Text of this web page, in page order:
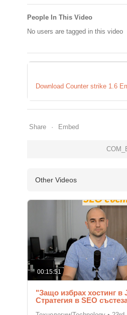
People In This Video
No users are tagged in this video
Share Embed
Other Videos
00:15:51
"Защо избрах хостинг в
Стратегия в SEO